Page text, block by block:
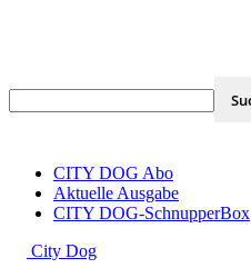
CITY DOG Abo
Aktuelle Ausgabe
CITY DOG-SchnupperBox
City Dog